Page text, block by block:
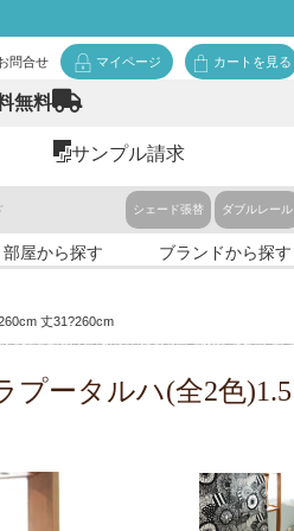
問合せ マイページ カートを見る
無料
サンプル請求
シェード張替 ダブルレール
屋から探す ブランドから探す
丈31?260cm
ータルハ(全2色)1.5